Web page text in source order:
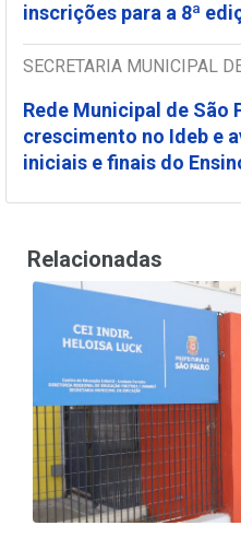
inscrições para a 8ª
SECRETARIA MUNICIPAL
Rede Municipal de São
crescimento no Ideb e
iniciais e finais do
Relacionadas